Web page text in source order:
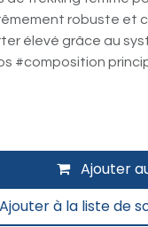
robuste et
élevé grâce au
#composition
Ajouter
Ajouter à la liste de